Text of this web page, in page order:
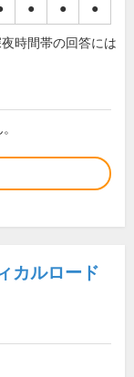
● ● ●
時間帯の回答には
カルロード